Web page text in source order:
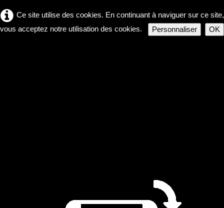
Ce site utilise des cookies. En continuant à naviguer sur ce site,
vous acceptez notre utilisation des cookies.
Personnaliser OK